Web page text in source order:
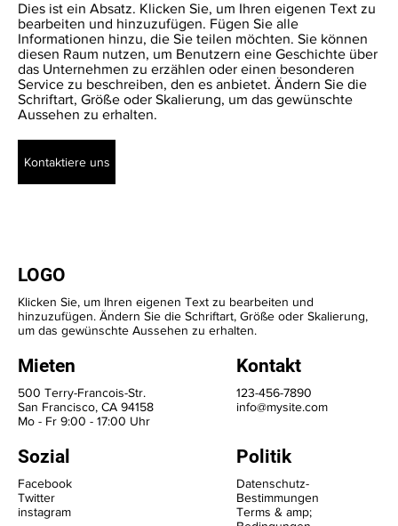
Dies ist ein Absatz. Klicken Sie, um Ihren eigenen Text zu
bearbeiten und hinzuzufügen. Fügen Sie alle
Informationen hinzu, die Sie teilen möchten. Sie können
diesen Raum nutzen, um Benutzern eine Geschichte über
das Unternehmen zu erzählen oder einen besonderen
Service zu beschreiben, den es anbietet. Ändern Sie die
Schriftart, Größe oder Skalierung, um das gewünschte
Aussehen zu erhalten.
Kontaktiere uns
LOGO
Klicken Sie, um Ihren eigenen Text zu bearbeiten und
hinzuzufügen. Ändern Sie die Schriftart, Größe oder Skalierung,
um das gewünschte Aussehen zu erhalten.
Mieten
500 Terry-Francois-Str.
San Francisco, CA 94158
Mo - Fr 9:00 - 17:00 Uhr
Kontakt
123-456-7890
info@mysite.com
Sozial
Facebook
Twitter
instagram
Politik
Datenschutz-
Bestimmungen
Terms & amp;